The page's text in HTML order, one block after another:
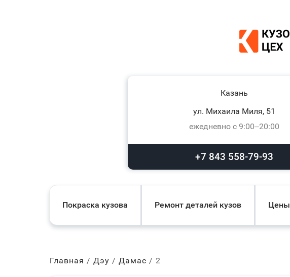
Казань
ул. Михаила Миля, 51
ежедневно с 9:00–20:00
+7 843 558-79-93
Покраска кузова Ремонт деталей кузов Цены
Главная Дэу Дамас 2